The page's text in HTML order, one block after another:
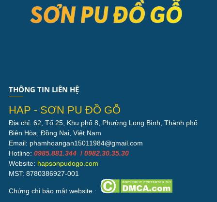
THÔNG TIN LIÊN HỆ
HAP - SƠN PU ĐỒ GỖ
Địa chỉ: 62, Tổ 25, Khu phố 8, Phường Long Bình, Thành phố
Biên Hòa, Đồng Nai, Việt Nam
Email: phamhoangan15011984@gmail.com
Hotline: 0985.881.344/ 0982.30.35.30
Website: hapsonpudogo.com
MST: 8780386927-001
Chứng chỉ bảo mật website :